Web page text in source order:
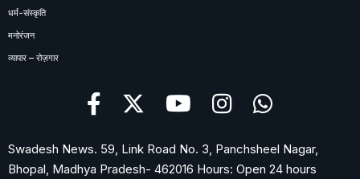
धर्म-संस्कृति
मनोरंजन
व्यापार – रोज़गार
Swadesh News. 59, Link Road No. 3, Panchsheel Nagar,
Bhopal, Madhya Pradesh- 462016 Hours: Open 24 hours